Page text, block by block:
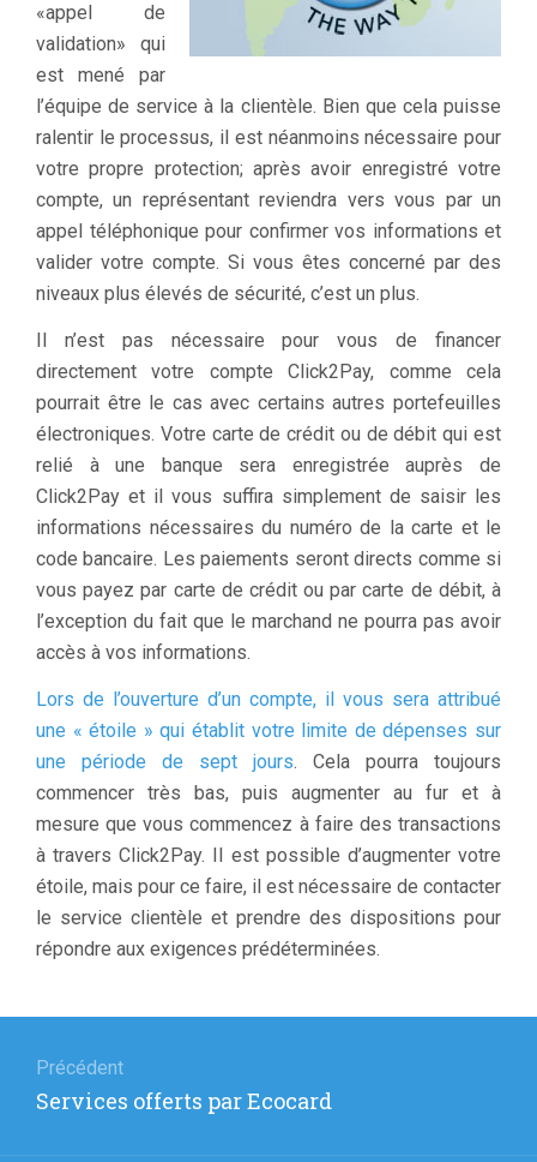
«appel de
validation» qui
est mené par
l’équipe de service à la clientèle. Bien que cela puisse
ralentir le processus, il est néanmoins nécessaire pour
votre propre protection; après avoir enregistré votre
compte, un représentant reviendra vers vous par un
appel téléphonique pour confirmer vos informations et
valider votre compte. Si vous êtes concerné par des
niveaux plus élevés de sécurité, c’est un plus.
Il n’est pas nécessaire pour vous de financer
directement votre compte Click2Pay, comme cela
pourrait être le cas avec certains autres portefeuilles
électroniques. Votre carte de crédit ou de débit qui est
relié à une banque sera enregistrée auprès de
Click2Pay et il vous suffira simplement de saisir les
informations nécessaires du numéro de la carte et le
code bancaire. Les paiements seront directs comme si
vous payez par carte de crédit ou par carte de débit, à
l’exception du fait que le marchand ne pourra pas avoir
accès à vos informations.
Lors de l’ouverture d’un compte, il vous sera attribué
une « étoile » qui établit votre limite de dépenses sur
une période de sept jours. Cela pourra toujours
commencer très bas, puis augmenter au fur et à
mesure que vous commencez à faire des transactions
à travers Click2Pay. Il est possible d’augmenter votre
étoile, mais pour ce faire, il est nécessaire de contacter
le service clientèle et prendre des dispositions pour
répondre aux exigences prédéterminées.
de
l’article
Précédent
Article
Services offerts par Ecocard